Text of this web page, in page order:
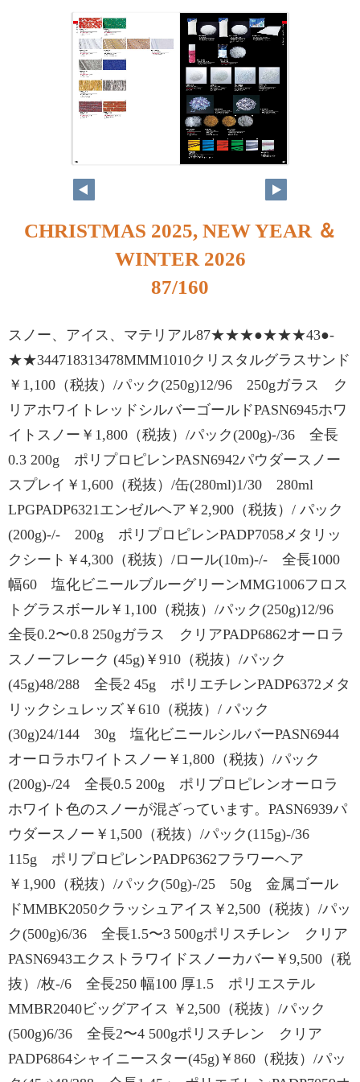
86 87
CHRISTMAS 2025, NEW YEAR ＆
WINTER 2026
87/160
スノー、アイス、マテリアル87★★★●★★★43●-
★★344718313478MMM1010クリスタルグラスサンド
￥1,100（税抜）/パック(250g)12/96 250gガラス ク
リアホワイトレッドシルバーゴールドPASN6945ホワ
イトスノー￥1,800（税抜）/パック(200g)-/36 全長
0.3 200g ポリプロピレンPASN6942パウダースノー
スプレイ￥1,600（税抜）/缶(280ml)1/30 280ml
LPGPADP6321エンゼルヘア￥2,900（税抜）/ パック
(200g)-/- 200g ポリプロピレンPADP7058メタリッ
クシート￥4,300（税抜）/ロール(10m)-/- 全長1000
幅60 塩化ビニールブルーグリーンMMG1006フロス
トグラスボール￥1,100（税抜）/パック(250g)12/96
全長0.2〜0.8 250gガラス クリアPADP6862オーロラ
スノーフレーク (45g)￥910（税抜）/パック
(45g)48/288 全長2 45g ポリエチレンPADP6372メタ
リックシュレッズ￥610（税抜）/ パック
(30g)24/144 30g 塩化ビニールシルバーPASN6944
オーロラホワイトスノー￥1,800（税抜）/パック
(200g)-/24 全長0.5 200g ポリプロピレンオーロラ
ホワイト色のスノーが混ざっています。PASN6939パ
ウダースノー￥1,500（税抜）/パック(115g)-/36
115g ポリプロピレンPADP6362フラワーヘア
￥1,900（税抜）/パック(50g)-/25 50g 金属ゴール
ドMMBK2050クラッシュアイス￥2,500（税抜）/パッ
ク(500g)6/36 全長1.5〜3 500gポリスチレン クリア
PASN6943エクストラワイドスノーカバー￥9,500（税
抜）/枚-/6 全長250 幅100 厚1.5 ポリエステル
MMBR2040ビッグアイス ￥2,500（税抜）/パック
(500g)6/36 全長2〜4 500gポリスチレン クリア
PADP6864シャイニースター(45g)￥860（税抜）/パッ